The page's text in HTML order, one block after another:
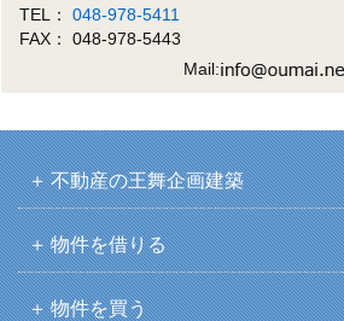
TEL：048-978-5411
FAX： 048-978-5443
Mail:
不動産の王舞企画建築
物件を借りる
物件を買う